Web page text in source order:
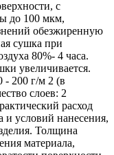
с
до 100 мкм,
обезжиренную
сушка при
80%- 4 часа.
увеличивается.
- 200 г/м 2 (в
слоев: 2
расход
и условий нанесения,
Толщина
материала,